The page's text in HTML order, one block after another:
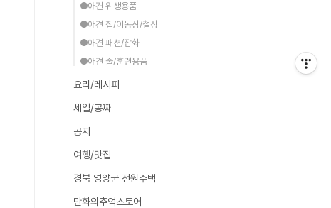
●애견 위생용품
●애견 집/이동장/철장
●애견 패션/잡화
●애견 줄/훈련용품
요리/레시피
세일/공짜
공지
여행/맛집
경북 영양군 전원주택
만화의추억스토어